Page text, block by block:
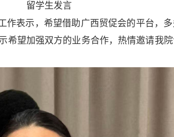
留学生发言
作表示，希望借助广西贸促会的平台，
希望加强双方的业务合作，热情邀请我